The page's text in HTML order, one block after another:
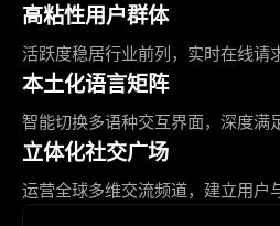
高粘性用户群体
活跃度稳居行业前列，实时在线请
本土化语言矩阵
智能切换多语种交互界面，深度满
立体化社交广场
运营全球多维交流频道，建立用户